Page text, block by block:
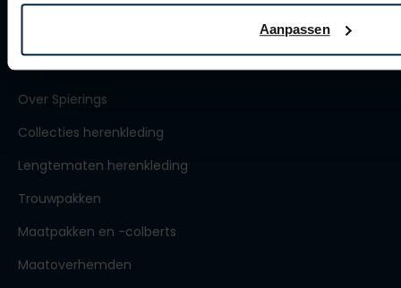
Aanpassen
Contact webshop
Spierings Herenmode
Over Spierings
Collecties herenkleding
Lengtematen herenkleding
Trouwpakken
Maatpakken en -colberts
Maatoverhemden